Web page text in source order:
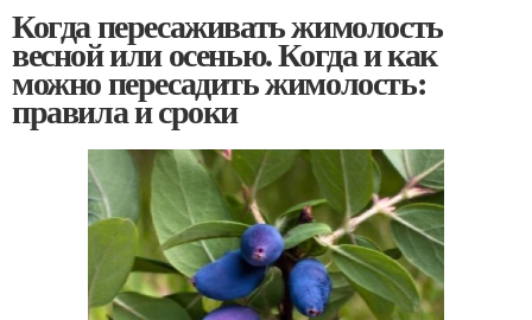
Когда пересаживать жимолость
весной или осенью. Когда и как
можно пересадить жимолость:
правила и сроки